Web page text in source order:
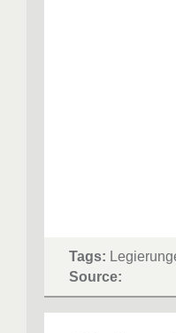
Tags:
Source: